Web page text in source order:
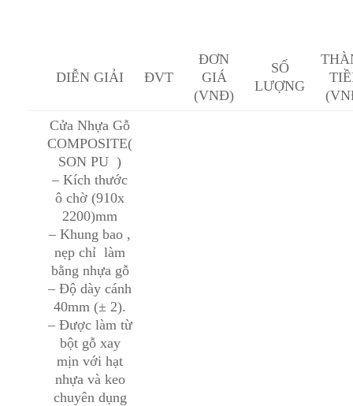
DIỄN GIẢI ĐVT
ĐƠN
GIÁ
(VNĐ)
SỐ
LƯỢNG
Cửa Nhựa Gỗ
COMPOSITE(
SON PU )
– Kích thước
ô chờ (910x
2200)mm
– Khung bao ,
nẹp chỉ làm
bằng nhựa gỗ
– Độ dày cánh
40mm (± 2).
– Được làm từ
bột gỗ xay
mịn với hạt
nhựa và keo
chuyên dụng